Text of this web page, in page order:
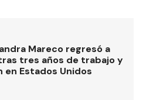
Mareco regresó a
tres años de trabajo y
en Estados Unidos